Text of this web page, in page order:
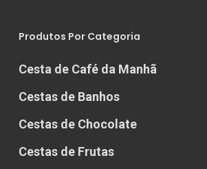
Produtos Por Categoria
Cesta de Café da Manhã
Cestas de Banhos
Cestas de Chocolate
Cestas de Frutas